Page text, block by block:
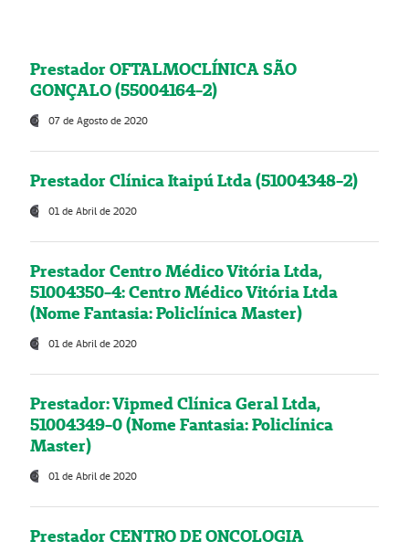
Prestador OFTALMOCLÍNICA SÃO
GONÇALO (55004164-2)
07 de Agosto de 2020
Prestador Clínica Itaipú Ltda (51004348-2)
01 de Abril de 2020
Prestador Centro Médico Vitória Ltda,
51004350-4: Centro Médico Vitória Ltda
(Nome Fantasia: Policlínica Master)
01 de Abril de 2020
Prestador: Vipmed Clínica Geral Ltda,
51004349-0 (Nome Fantasia: Policlínica
Master)
01 de Abril de 2020
Prestador CENTRO DE ONCOLOGIA